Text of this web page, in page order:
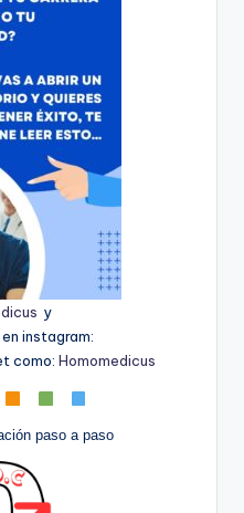
y
instagram:
como: Homomedicus
paso a paso